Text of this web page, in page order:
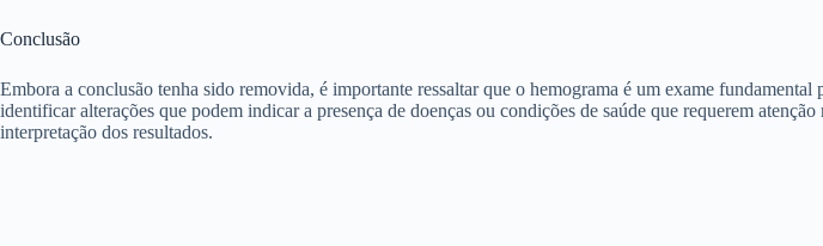
Conclusão
Embora a conclusão tenha sido removida, é importante ressaltar que o hemograma é um exame
identificar alterações que podem indicar a presença de doenças ou condições de saúde que requerem
interpretação dos resultados.